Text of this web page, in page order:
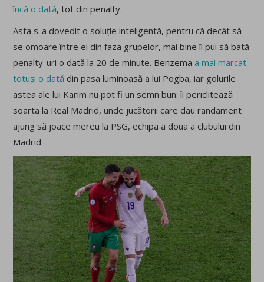
încă o dată, tot din penalty.
Asta s-a dovedit o soluție inteligentă, pentru că decât să
se omoare între ei din faza grupelor, mai bine îi pui să bată
penalty-uri o dată la 20 de minute. Benzemaa mai marcat
totuși o dată din pasa luminoasă a lui Pogba, iar golurile
astea ale lui Karim nu pot fi un semn bun: îi periclitează
soarta la Real Madrid, unde jucătorii care dau randament
ajung să joace mereu la PSG, echipa a doua a clubului din
Madrid.